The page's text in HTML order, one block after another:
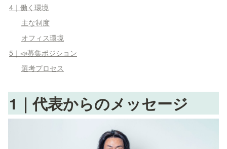
4｜働く環境
主な制度
オフィス環境
5｜📣募集ポジション
選考プロセス
1 ｜代表からのメッセージ